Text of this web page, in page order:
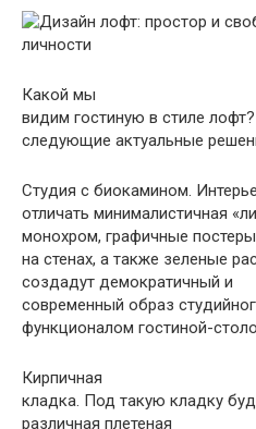
Какой мы
видим гостиную в стиле
следующие актуальные
Студия с биокамином.
отличать минималистичная
монохром, графичные постеры
на стенах, а также зеленые
создадут демократичный и
современный образ
функционалом гостиной-
Кирпичная
кладка. Под такую кладку
различная плетеная